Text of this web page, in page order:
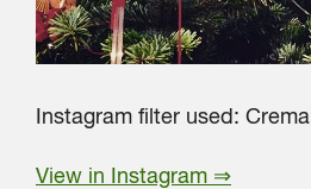
Instagram filter used: Crema
View in Instagram ⇒